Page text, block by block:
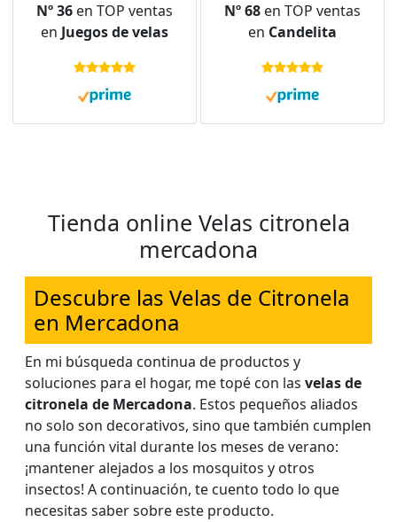
aire libre, 80-120 horas
de combustión, cera
de soja natural, juegos
portátiles para el
hogar, patio
Nº 36 en TOP ventas
en Juegos de velas
(Amarillo 100/4 Horas)
Nº 68 en TOP ventas
en Candelita
Tienda online Velas citronela
mercadona
Descubre las Velas de Citronela
en Mercadona
En mi búsqueda continua de productos y
soluciones para el hogar, me topé con las velas de
citronela de Mercadona. Estos pequeños aliados
no solo son decorativos, sino que también cumplen
una función vital durante los meses de verano:
¡mantener alejados a los mosquitos y otros
insectos! A continuación, te cuento todo lo que
necesitas saber sobre este producto.